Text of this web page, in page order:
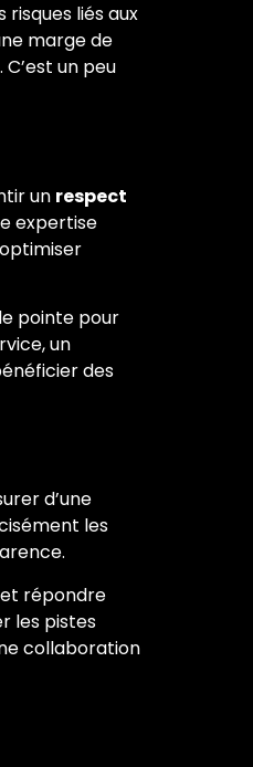
liés aux
marge de
un peu
un respect
expertise
pointe pour
un
des
d’une
les
répondre
les pistes
collaboration